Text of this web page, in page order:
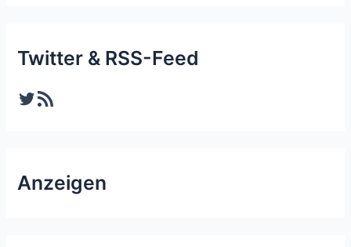
Twitter & RSS-Feed
Twitter RSS-Feed
Anzeigen